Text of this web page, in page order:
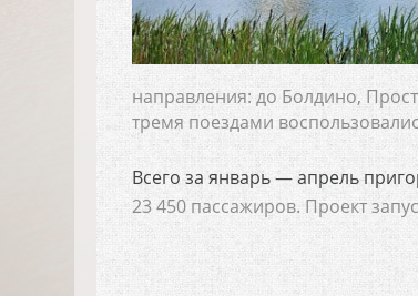
направления: до Болдино,
тремя поездами
Всего за январь — апрель
23 450 пассажиров. Проект